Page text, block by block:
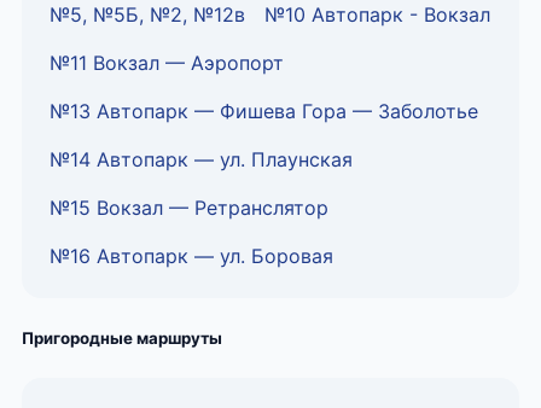
№5, №5Б, №2, №12в
№10 Автопарк - Вокзал
№11 Вокзал — Аэропорт
№13 Автопарк — Фишева Гора — Заболотье
№14 Автопарк — ул. Плаунская
№15 Вокзал — Ретранслятор
№16 Автопарк — ул. Боровая
Пригородные маршруты